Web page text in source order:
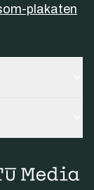
plakaten